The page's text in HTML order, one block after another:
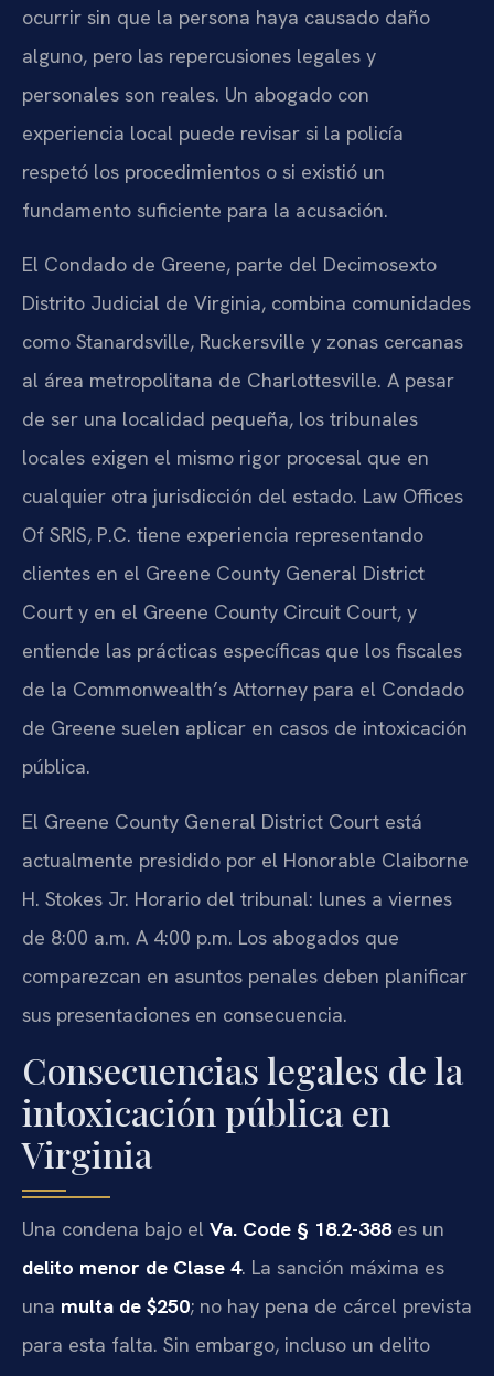
ocurrir sin que la persona haya causado daño
alguno, pero las repercusiones legales y
personales son reales. Un abogado con
experiencia local puede revisar si la policía
respetó los procedimientos o si existió un
fundamento suficiente para la acusación.
El Condado de Greene, parte del Decimosexto
Distrito Judicial de Virginia, combina comunidades
como Stanardsville, Ruckersville y zonas cercanas
al área metropolitana de Charlottesville. A pesar
de ser una localidad pequeña, los tribunales
locales exigen el mismo rigor procesal que en
cualquier otra jurisdicción del estado. Law Offices
Of SRIS, P.C. tiene experiencia representando
clientes en el Greene County General District
Court y en el Greene County Circuit Court, y
entiende las prácticas específicas que los fiscales
de la Commonwealth’s Attorney para el Condado
de Greene suelen aplicar en casos de intoxicación
pública.
El Greene County General District Court está
actualmente presidido por el Honorable Claiborne
H. Stokes Jr. Horario del tribunal: lunes a viernes
de 8:00 a.m. A 4:00 p.m. Los abogados que
comparezcan en asuntos penales deben planificar
sus presentaciones en consecuencia.
Consecuencias legales de la
intoxicación pública en
Virginia
Una condena bajo el Va. Code § 18.2-388es un
delito menor de Clase 4. La sanción máxima es
una multa de $250; no hay pena de cárcel prevista
para esta falta. Sin embargo, incluso un delito